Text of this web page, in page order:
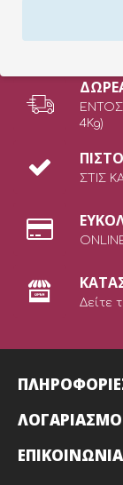
ΕΝΤΟΣ
4Kg)
ΣΤΙΣ
Δείτε
ΕΠΙΚΟΙΝΩΝΙΑ